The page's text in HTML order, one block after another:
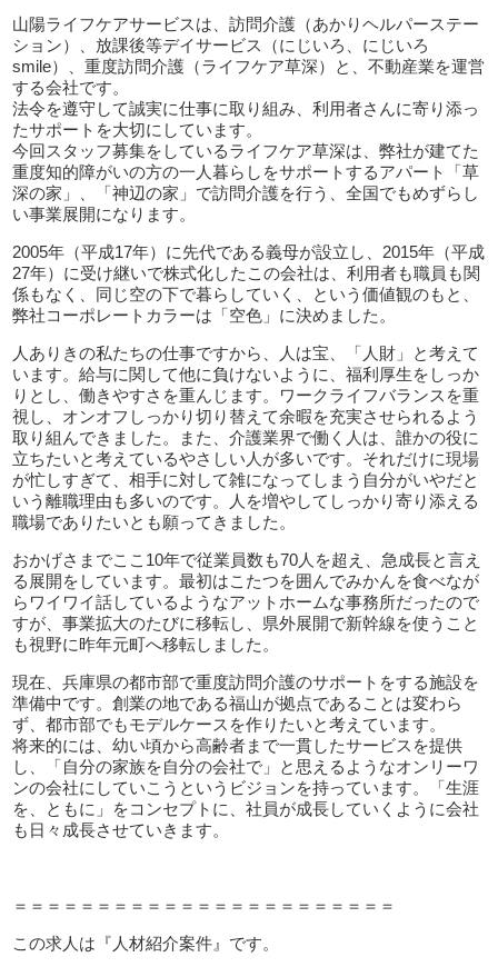
山陽ライフケアサービスは、訪問介護（あかりヘルパーステー
ション）、放課後等デイサービス（にじいろ、にじいろ
smile）、重度訪問介護（ライフケア草深）と、不動産業を運営
する会社です。
法令を遵守して誠実に仕事に取り組み、利用者さんに寄り添っ
たサポートを大切にしています。
今回スタッフ募集をしているライフケア草深は、弊社が建てた
重度知的障がいの方の一人暮らしをサポートするアパート「草
深の家」、「神辺の家」で訪問介護を行う、全国でもめずらし
い事業展開になります。
2005年（平成17年）に先代である義母が設立し、2015年（平成
27年）に受け継いで株式化したこの会社は、利用者も職員も関
係もなく、同じ空の下で暮らしていく、という価値観のもと、
弊社コーポレートカラーは「空色」に決めました。
人ありきの私たちの仕事ですから、人は宝、「人財」と考えて
います。給与に関して他に負けないように、福利厚生をしっか
りとし、働きやすさを重んじます。ワークライフバランスを重
視し、オンオフしっかり切り替えて余暇を充実させられるよう
取り組んできました。また、介護業界で働く人は、誰かの役に
立ちたいと考えているやさしい人が多いです。それだけに現場
が忙しすぎて、相手に対して雑になってしまう自分がいやだと
いう離職理由も多いのです。人を増やしてしっかり寄り添える
職場でありたいとも願ってきました。
おかげさまでここ10年で従業員数も70人を超え、急成長と言え
る展開をしています。最初はこたつを囲んでみかんを食べなが
らワイワイ話しているようなアットホームな事務所だったので
すが、事業拡大のたびに移転し、県外展開で新幹線を使うこと
も視野に昨年元町へ移転しました。
現在、兵庫県の都市部で重度訪問介護のサポートをする施設を
準備中です。創業の地である福山が拠点であることは変わら
ず、都市部でもモデルケースを作りたいと考えています。
将来的には、幼い頃から高齢者まで一貫したサービスを提供
し、「自分の家族を自分の会社で」と思えるようなオンリーワ
ンの会社にしていこうというビジョンを持っています。「生涯
を、ともに」をコンセプトに、社員が成長していくように会社
も日々成長させていきます。
＝＝＝＝＝＝＝＝＝＝＝＝＝＝＝＝＝＝＝＝＝＝＝
この求人は『人材紹介案件』です。